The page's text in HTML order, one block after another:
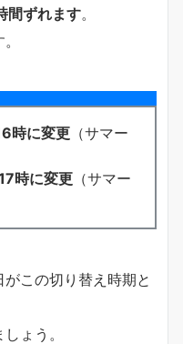
間ずれます。
時に変更 （サマー
時に変更 （サマー
この切り替え時期と
ょう。